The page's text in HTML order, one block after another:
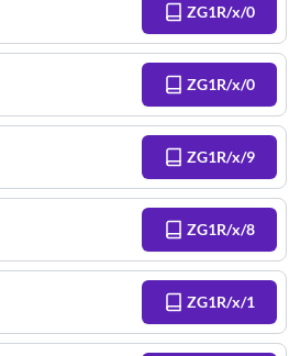
ZG1R/x/0
ZG1R/x/0
ZG1R/x/9
ZG1R/x/8
ZG1R/x/1